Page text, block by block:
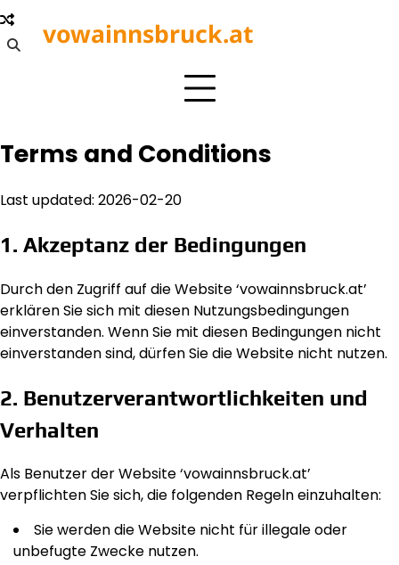
Skip
to
content
vowainnsbruck.at
Terms and Conditions
Last updated: 2026-02-20
1. Akzeptanz der Bedingungen
Durch den Zugriff auf die Website ‘vowainnsbruck.at’
erklären Sie sich mit diesen Nutzungsbedingungen
einverstanden. Wenn Sie mit diesen Bedingungen nicht
einverstanden sind, dürfen Sie die Website nicht nutzen.
2. Benutzerverantwortlichkeiten und
Verhalten
Als Benutzer der Website ‘vowainnsbruck.at’
verpflichten Sie sich, die folgenden Regeln einzuhalten:
Sie werden die Website nicht für illegale oder
unbefugte Zwecke nutzen.